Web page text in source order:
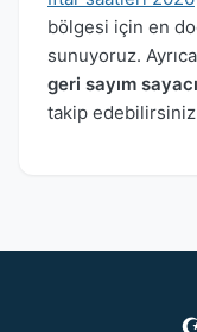
bölgesi için en
sunuyoruz. Ayrıca
geri sayım sayacı
takip